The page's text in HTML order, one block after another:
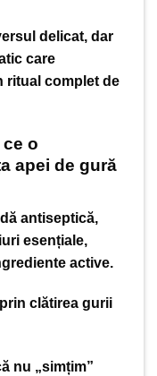
delicat, dar
care
ritual complet de
o
apei de gură
antiseptică,
esențiale,
active.
clătirea gurii
nu „simțim”